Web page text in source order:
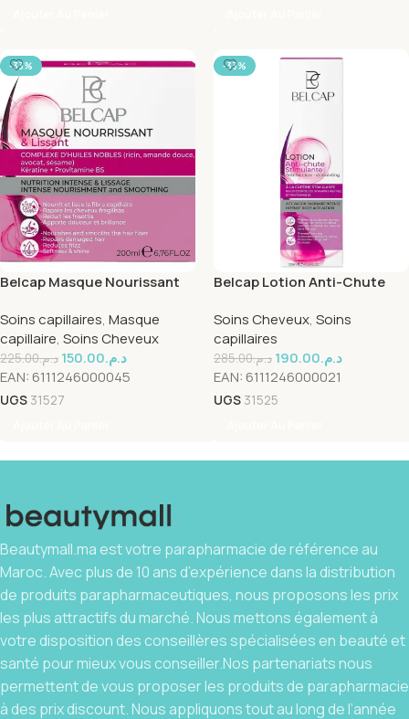
-33%
Belcap Masque Nourissant
Soins capillaires, Masque
capillaire, Soins Cheveux
د.م.225.00 د.م.150.00
EAN: 6111246000045
UGS 31527
-33%
Belcap Lotion Anti-Chute
Soins Cheveux, Soins
capillaires
د.م.285.00 د.م.190.00
EAN: 6111246000021
UGS 31525
Beautymall.ma est votre parapharmacie de référence au
Maroc. Avec plus de 10 ans d’expérience dans la distribution
de produits parapharmaceutiques, nous proposons les prix
les plus attractifs du marché. Nous mettons également à
votre disposition des conseillères spécialisées en beauté et
santé pour mieux vous conseiller.Nos partenariats nous
permettent de vous proposer les produits de parapharmacie
à des prix discount. Nous appliquons tout au long de l’année